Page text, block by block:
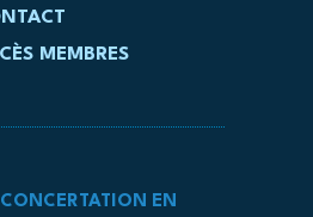
MEMBRES
CONCERTATION EN